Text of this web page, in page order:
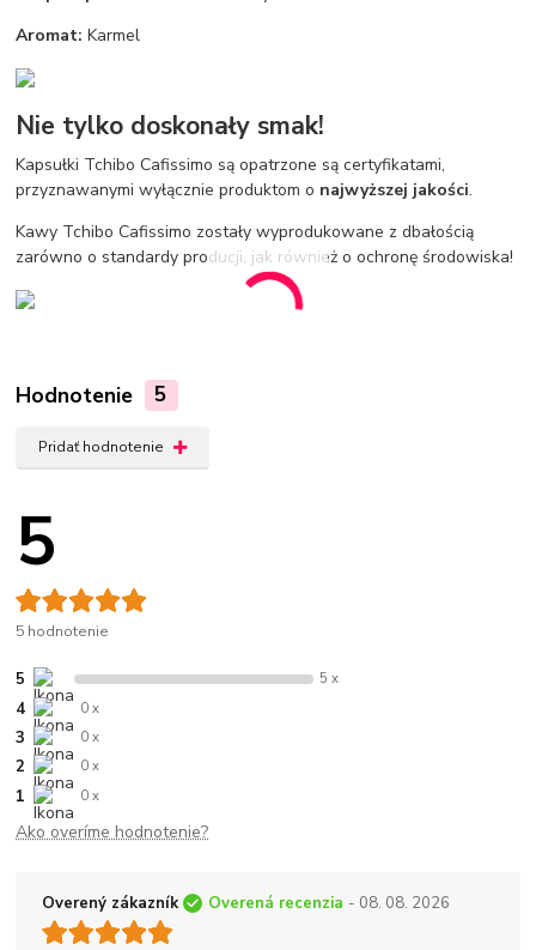
Aromat:Karmel
Nie tylko doskonały smak!
Kapsułki Tchibo Cafissimo są opatrzone są certyfikatami,
przyznawanymi wyłącznie produktom o najwyższej jakości.
Kawy Tchibo Cafissimo zostały wyprodukowane z dbałością
zarówno o standardy producji, jak również o ochronę środowiska!
Hodnotenie 5
Pridať hodnotenie
5
5 hodnotenie
5 5 x
4 0 x
3 0 x
2 0 x
1 0 x
Ako overíme hodnotenie?
Overený zákazník Overená recenzia - 08. 08. 2026